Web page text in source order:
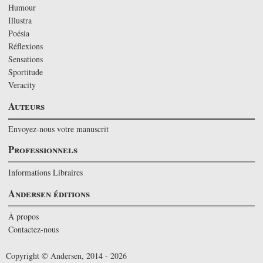
Humour
Illustra
Poésia
Réflexions
Sensations
Sportitude
Veracity
Auteurs
Envoyez-nous votre manuscrit
Professionnels
Informations Libraires
Andersen éditions
À propos
Contactez-nous
Copyright © Andersen, 2014 - 2026